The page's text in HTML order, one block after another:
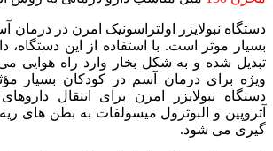
دستگاه نبولایزر اولتراسونیک امرن در
بسیار موثر است. با استفاده از این دستگاه،
تبدیل شده و به شکل بخار وارد راه هوایی
ویژه برای درمان آسم در کودکان بسیار
دستگاه نبولایزر امرن برای انتقال داروهای
آتروپین و البوترول میسولفات به بطن ‌های
گیری می شود.